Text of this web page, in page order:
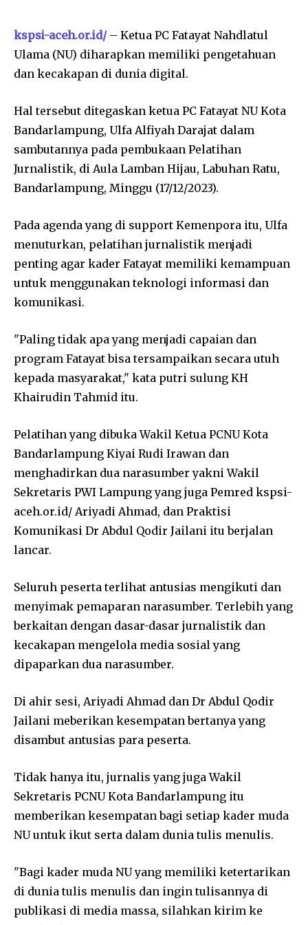
kspsi-aceh.or.id/– Ketua PC Fatayat Nahdlatul
Ulama (NU) diharapkan memiliki pengetahuan
dan kecakapan di dunia digital.
Hal tersebut ditegaskan ketua PC Fatayat NU Kota
Bandarlampung, Ulfa Alfiyah Darajat dalam
sambutannya pada pembukaan Pelatihan
Jurnalistik, di Aula Lamban Hijau, Labuhan Ratu,
Bandarlampung, Minggu (17/12/2023).
Pada agenda yang di support Kemenpora itu, Ulfa
menuturkan, pelatihan jurnalistik menjadi
penting agar kader Fatayat memiliki kemampuan
untuk menggunakan teknologi informasi dan
komunikasi.
"Paling tidak apa yang menjadi capaian dan
program Fatayat bisa tersampaikan secara utuh
kepada masyarakat," kata putri sulung KH
Khairudin Tahmid itu.
Pelatihan yang dibuka Wakil Ketua PCNU Kota
Bandarlampung Kiyai Rudi Irawan dan
menghadirkan dua narasumber yakni Wakil
Sekretaris PWI Lampung yang juga Pemred kspsi-
aceh.or.id/ Ariyadi Ahmad, dan Praktisi
Komunikasi Dr Abdul Qodir Jailani itu berjalan
lancar.
Seluruh peserta terlihat antusias mengikuti dan
menyimak pemaparan narasumber. Terlebih yang
berkaitan dengan dasar-dasar jurnalistik dan
kecakapan mengelola media sosial yang
dipaparkan dua narasumber.
Di ahir sesi, Ariyadi Ahmad dan Dr Abdul Qodir
Jailani meberikan kesempatan bertanya yang
disambut antusias para peserta.
Tidak hanya itu, jurnalis yang juga Wakil
Sekretaris PCNU Kota Bandarlampung itu
memberikan kesempatan bagi setiap kader muda
NU untuk ikut serta dalam dunia tulis menulis.
"Bagi kader muda NU yang memiliki ketertarikan
di dunia tulis menulis dan ingin tulisannya di
publikasi di media massa, silahkan kirim ke